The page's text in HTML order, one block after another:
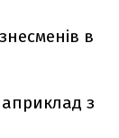
в
з